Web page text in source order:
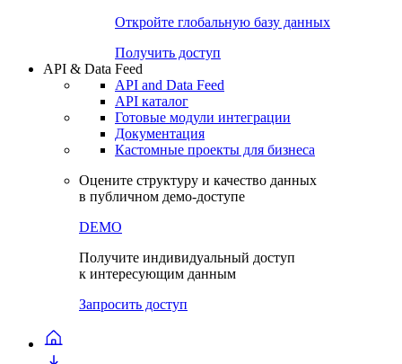
Откройте глобальную базу данных
Получить доступ
API & Data Feed
API and Data Feed
API каталог
Готовые модули интеграции
Документация
Кастомные проекты для бизнеса
Оцените структуру и качество данных
в публичном демо-доступе
DEMO
Получите индивидуальный доступ
к интересующим данным
Запросить доступ